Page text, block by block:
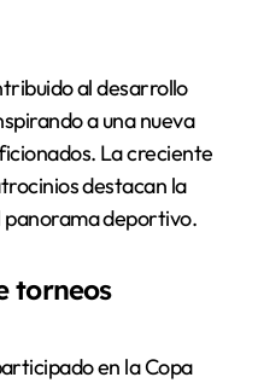
al desarrollo
a una nueva
La creciente
destacan la
deportivo.
torneos
en la Copa